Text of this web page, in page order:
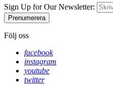
Sign Up for Our Newsletter:
Prenumerera
Följ oss
facebook
instagram
youtube
twitter